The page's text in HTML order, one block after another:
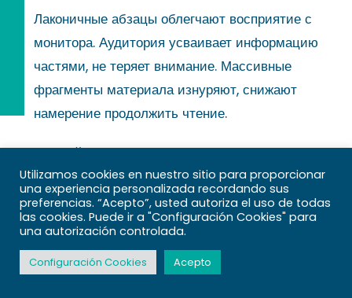
Лаконичные абзацы облегчают восприятие с
монитора. Аудитория усваивает информацию
частями, не теряет внимание. Массивные
фрагменты материала изнуряют, снижают
намерение продолжить чтение.
Каждый блок раскрывает отдельную
концепцию. Автор не соединяет несколько
тезисов в одном абзаце. казино онлайн
создаёт композицию контента чёткой,
помогает наблюдать за логикой подачи.
Utilizamos cookies en nuestro sitio para proporcionar
una experiencia personalizada recordando sus
preferencias. “Acepto”, usted autoriza el uso de todas
las cookies. Puede ir a "Configuración Cookies" para
una autorización controlada.
Configuración Cookies Acepto